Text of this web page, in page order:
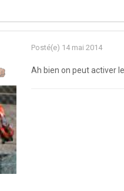
Posté(e) 14 mai 2014
Ah bien on peut activer